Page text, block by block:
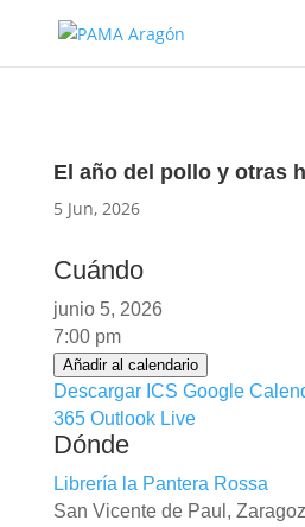
El año del pollo y otras
5 Jun, 2026
Cuándo
junio 5, 2026
7:00 pm
Añadir al calendario
Descargar ICS Google
365 Outlook Live
Dónde
Librería la Pantera Rossa
San Vicente de Paul,